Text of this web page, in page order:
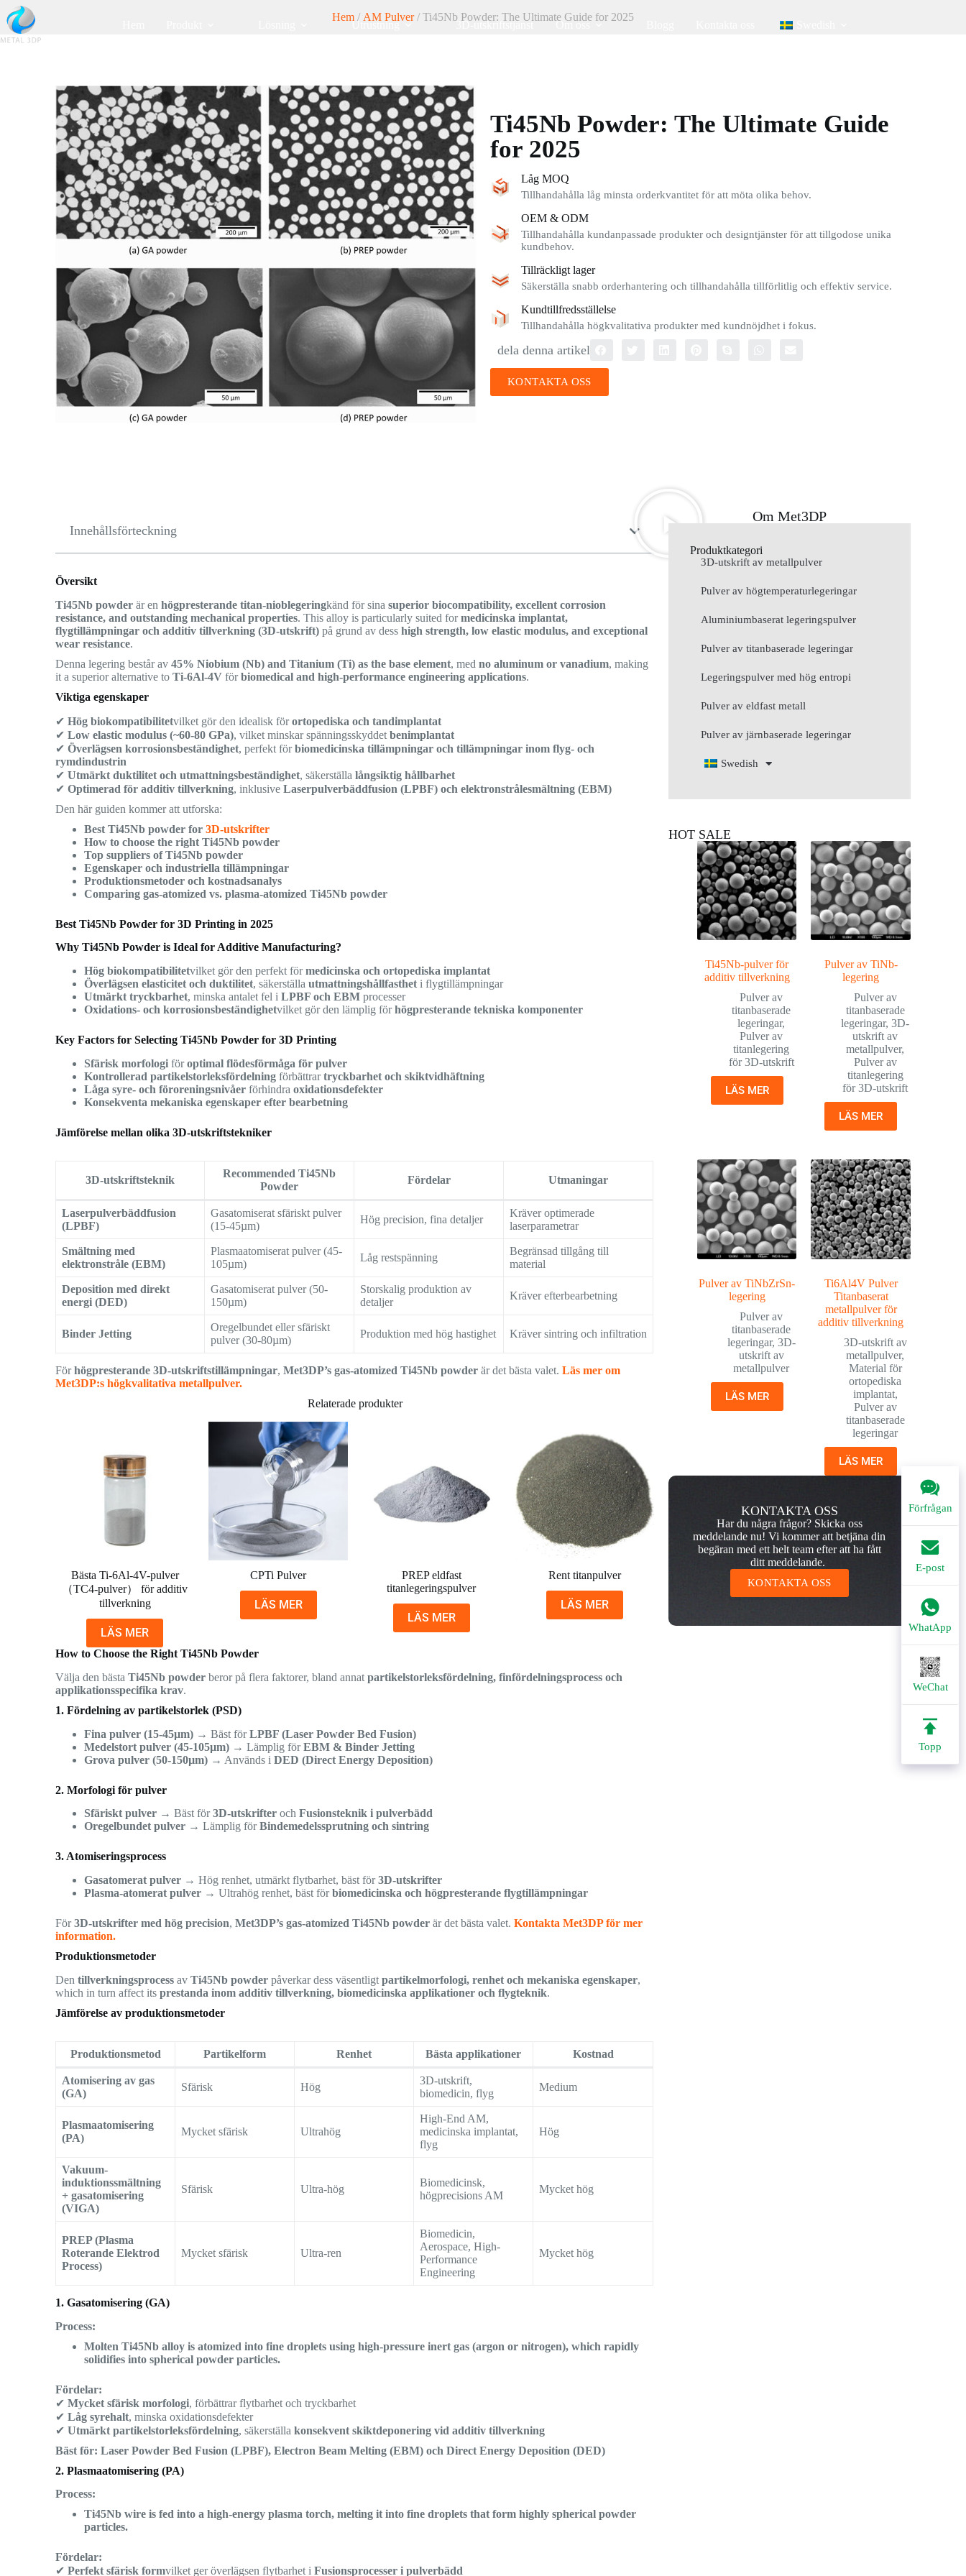
Utrustning 3D-utskriftstjänst Om oss
Förfrågan
E-post
WhatApp
WeChat
Topp
Hem / AM Pulver/ Ti45Nb Powder: The Ultimate Guide for 2025
Ti45Nb Powder: The Ultimate Guide
for 2025
Låg MOQ
Tillhandahålla låg minsta orderkvantitet för att möta olika behov.
OEM & ODM
Tillhandahålla kundanpassade produkter och designtjänster för att tillgodose unika
kundbehov.
Tillräckligt lager
Säkerställa snabb orderhantering och tillhandahålla tillförlitlig och effektiv service.
Kundtillfredsställelse
Tillhandahålla högkvalitativa produkter med kundnöjdhet i fokus.
dela denna artikel
KONTAKTA OSS
Innehållsförteckning
Översikt
Ti45Nb powder är enhögpresterande titan-nioblegeringkänd för sinasuperior biocompatibility, excellent corrosion
resistance, and outstanding mechanical properties. This alloy is particularly suited formedicinska implantat,
flygtillämpningar och additiv tillverkning (3D-utskrift) på grund av desshigh strength, low elastic modulus, and exceptional
wear resistance.
Denna legering består av45% Niobium (Nb) and Titanium (Ti) as the base element, medno aluminum or vanadium, making
it a superior alternative toTi-6Al-4V förbiomedical and high-performance engineering applications.
Viktiga egenskaper
✔Hög biokompatibilitetvilket gör den idealisk förortopediska och tandimplantat
✔Low elastic modulus (~60-80 GPa), vilket minskar spänningsskyddetbenimplantat
✔Överlägsen korrosionsbeständighet, perfekt förbiomedicinska tillämpningar och tillämpningar inom flyg- och
rymdindustrin
✔Utmärkt duktilitet och utmattningsbeständighet, säkerställalångsiktig hållbarhet
✔Optimerad för additiv tillverkning, inklusiveLaserpulverbäddfusion (LPBF) och elektronstrålesmältning (EBM)
Den här guiden kommer att utforska:
Best Ti45Nb powder for 3D-utskrifter
How to choose the right Ti45Nb powder
Top suppliers of Ti45Nb powder
Egenskaper och industriella tillämpningar
Produktionsmetoder och kostnadsanalys
Comparing gas-atomized vs. plasma-atomized Ti45Nb powder
Best Ti45Nb Powder for 3D Printing in 2025
Why Ti45Nb Powder is Ideal for Additive Manufacturing?
Hög biokompatibilitetvilket gör den perfekt förmedicinska och ortopediska implantat
Överlägsen elasticitet och duktilitet, säkerställautmattningshållfasthet i flygtillämpningar
Utmärkt tryckbarhet, minska antalet fel iLPBF och EBM processer
Oxidations- och korrosionsbeständighetvilket gör den lämplig förhögpresterande tekniska komponenter
Key Factors for Selecting Ti45Nb Powder for 3D Printing
Sfärisk morfologi föroptimal flödesförmåga för pulver
Kontrollerad partikelstorleksfördelning förbättrartryckbarhet och skiktvidhäftning
Låga syre- och föroreningsnivåer förhindraoxidationsdefekter
Konsekventa mekaniska egenskaper efter bearbetning
Jämförelse mellan olika 3D-utskriftstekniker
3D-utskriftsteknik
Recommended Ti45Nb
Powder
Fördelar Utmaningar
Laserpulverbäddfusion
(LPBF)
Gasatomiserat sfäriskt pulver
(15-45µm)
Hög precision, fina detaljer
Kräver optimerade
laserparametrar
Smältning med
elektronstråle (EBM)
Plasmaatomiserat pulver (45-
105µm)
Låg restspänning
Begränsad tillgång till
material
Deposition med direkt
energi (DED)
Gasatomiserat pulver (50-
150µm)
Storskalig produktion av
detaljer
Kräver efterbearbetning
Binder Jetting
Oregelbundet eller sfäriskt
pulver (30-80µm)
Produktion med hög hastighet Kräver sintring och infiltration
Förhögpresterande 3D-utskriftstillämpningar,Met3DP’s gas-atomized Ti45Nb powder är det bästa valet.Läs mer om
Met3DP:s högkvalitativa metallpulver.
Relaterade produkter
Bästa Ti-6Al-4V-pulver
（TC4-pulver） för additiv
tillverkning
LÄS MER
CPTi Pulver
LÄS MER
PREP eldfast
titanlegeringspulver
LÄS MER
Rent titanpulver
LÄS MER
How to Choose the Right Ti45Nb Powder
Välja den bästaTi45Nb powder beror på flera faktorer, bland annatpartikelstorleksfördelning, finfördelningsprocess och
applikationsspecifika krav.
1. Fördelning av partikelstorlek (PSD)
Fina pulver (15-45µm) → Bäst förLPBF (Laser Powder Bed Fusion)
Medelstort pulver (45-105µm) → Lämplig förEBM & Binder Jetting
Grova pulver (50-150µm) → Används iDED (Direct Energy Deposition)
2. Morfologi för pulver
Sfäriskt pulver → Bäst för3D-utskrifter ochFusionsteknik i pulverbädd
Oregelbundet pulver → Lämplig förBindemedelssprutning och sintring
3. Atomiseringsprocess
Gasatomerat pulver → Hög renhet, utmärkt flytbarhet, bäst för3D-utskrifter
Plasma-atomerat pulver → Ultrahög renhet, bäst förbiomedicinska och högpresterande flygtillämpningar
För3D-utskrifter med hög precision,Met3DP’s gas-atomized Ti45Nb powder är det bästa valet.Kontakta Met3DP för mer
information.
Produktionsmetoder
Dentillverkningsprocess avTi45Nb powder påverkar dess väsentligtpartikelmorfologi, renhet och mekaniska egenskaper,
which in turn affect itsprestanda inom additiv tillverkning, biomedicinska applikationer och flygteknik.
Jämförelse av produktionsmetoder
Produktionsmetod Partikelform Renhet Bästa applikationer Kostnad
Atomisering av gas
(GA)
Sfärisk Hög
3D-utskrift,
biomedicin, flyg
Medium
Plasmaatomisering
(PA)
Mycket sfärisk Ultrahög
High-End AM,
medicinska implantat,
flyg
Hög
Vakuum-
induktionssmältning
+ gasatomisering
(VIGA)
Sfärisk Ultra-hög
Biomedicinsk,
högprecisions AM
Mycket hög
PREP (Plasma
Roterande Elektrod
Process)
Mycket sfärisk Ultra-ren
Biomedicin,
Aerospace, High-
Performance
Engineering
Mycket hög
1. Gasatomisering (GA)
Process:
Molten Ti45Nb alloy is atomized into fine droplets using high-pressure inert gas (argon or nitrogen), which rapidly
solidifies into spherical powder particles.
Fördelar:
✔Mycket sfärisk morfologi, förbättrar flytbarhet och tryckbarhet
✔Låg syrehalt, minska oxidationsdefekter
✔Utmärkt partikelstorleksfördelning, säkerställakonsekvent skiktdeponering vid additiv tillverkning
Bäst för: Laser Powder Bed Fusion (LPBF), Electron Beam Melting (EBM) och Direct Energy Deposition (DED)
2. Plasmaatomisering (PA)
Process:
Ti45Nb wire is fed into a high-energy plasma torch, melting it into fine droplets that form highly spherical powder
particles.
Fördelar:
✔Perfekt sfärisk formvilket ger överlägsen flytbarhet iFusionsprocesser i pulverbädd
Om Met3DP
Produktkategori
3D-utskrift av metallpulver
Pulver av högtemperaturlegeringar
Aluminiumbaserat legeringspulver
Pulver av titanbaserade legeringar
Legeringspulver med hög entropi
Pulver av eldfast metall
Pulver av järnbaserade legeringar
Swedish
HOT SALE
Ti45Nb-pulver för
additiv tillverkning
Pulver av
titanbaserade
legeringar,
Pulver av
titanlegering
för 3D-utskrift
LÄS MER
Pulver av TiNb-
legering
Pulver av
titanbaserade
legeringar,3D-
utskrift av
metallpulver,
Pulver av
titanlegering
för 3D-utskrift
LÄS MER
Pulver av TiNbZrSn-
legering
Pulver av
titanbaserade
legeringar, 3D-
utskrift av
metallpulver
LÄS MER
Ti6Al4V Pulver
Titanbaserat
metallpulver för
additiv tillverkning
3D-utskrift av
metallpulver,
Material för
ortopediska
implantat,
Pulver av
titanbaserade
legeringar
LÄS MER
KONTAKTA OSS
Har du några frågor? Skicka oss
meddelande nu! Vi kommer att betjäna din
begäran med ett helt team efter att ha fått
ditt meddelande.
KONTAKTA OSS